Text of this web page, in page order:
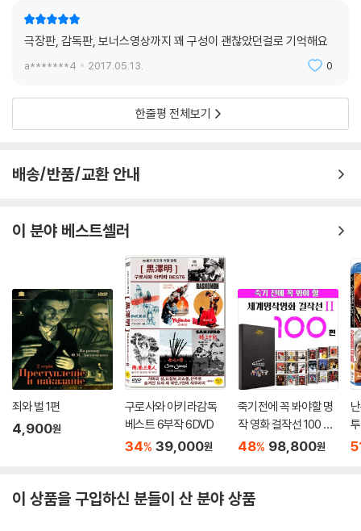
극장판, 감독판, 보너스영상까지 꽤 구성이 괜찮았던걸로 기억해요
a*******4 2017.05.13. 0
한줄평 전체보기
배송/반품/교환 안내
이 분야 베스트셀러
죄와 벌 1편
4,900원
구로사와 아키라감독
베스트 6부작 6DVD
34% 39,000원
죽기전에 꼭 봐야할 명
작 영화 걸작선 100 선
2부
48% 98,800원
이 상품을 구입하신 분들이 산 분야 상품